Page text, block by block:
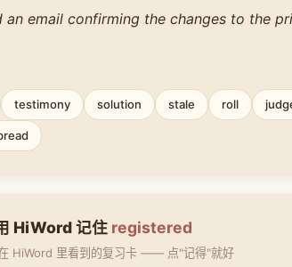
an email confirming the changes to the
testimony solution stale roll
HiWord 记住 registered
HiWord 里看到的复习卡 —— 点"记得"就好